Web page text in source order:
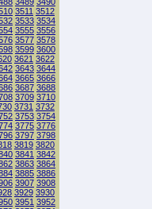
3511 3512
3533 3534
3555 3556
3577 3578
3599 3600
3621 3622
3643 3644
3665 3666
3687 3688
3709 3710
3731 3732
3753 3754
3775 3776
3797 3798
3819 3820
3841 3842
3863 3864
3885 3886
3907 3908
3929 3930
3951 3952